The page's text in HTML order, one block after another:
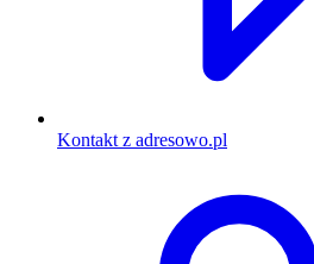
Kontakt z adresowo.pl